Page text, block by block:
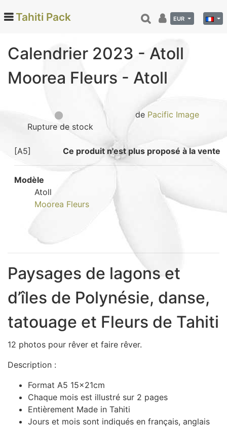
Monoi de Tahiti (66)
Noix de coco (24)
Vanille de Tahiti (26)
Epicerie fine (72)
Calendriers et agenda (6)
Danse tahitienne (29)
Sacs, Bijoux et Accessoires (33)
Loisirs (19)
Nos Box (12)
Promotions
Informations
Retour et remboursement
Tahiti Pack EUR
Calendrier 2023 - Atoll
Moorea Fleurs - Atoll
Rupture de stock
de Pacific Image
[A5] Ce produit n'est plus proposé à la vente
Modèle
Atoll
Moorea Fleurs
Paysages de lagons et
d’îles de Polynésie, danse,
tatouage et Fleurs de Tahiti
12 photos pour rêver et faire rêver.
Description :
Format A5 15x21cm
Chaque mois est illustré sur 2 pages
Entièrement Made in Tahiti
Jours et mois sont indiqués en français, anglais